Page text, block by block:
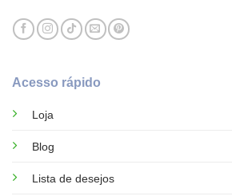
Acesso rápido
Loja
Blog
Lista de desejos